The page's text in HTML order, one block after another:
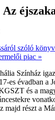
szóló
piac »
Színház
es évadban a
és a
majd részt a